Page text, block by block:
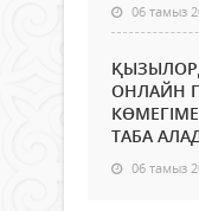
06 тамыз
ОНЛАЙН
ТАБА
06 тамыз